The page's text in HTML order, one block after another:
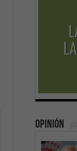
Opinión